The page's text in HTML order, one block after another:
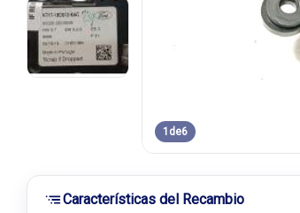
1 de6
Características del Recambio